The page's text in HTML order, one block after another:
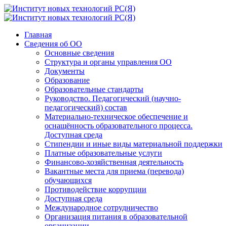
Главная
Сведения об ОО
Основные сведения
Структура и органы управления ОО
Документы
Образование
Образовательные стандарты
Руководство. Педагогический (научно-
педагогический) состав
Материально-техническое обеспечение и
оснащённость образовательного процесса.
Доступная среда
Стипендии и иные виды материальной поддержки
Платные образовательные услуги
Финансово-хозяйственная деятельность
Вакантные места для приема (перевода)
обучающихся
Противодействие коррупции
Доступная среда
Международное сотрудничество
Организация питания в образовательной